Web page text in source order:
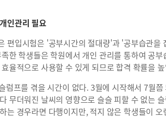
인관리 필요
편입시험은 '공부시간의 절대량'과 '공부습관을
한 학생들은 학원에서 개인 관리를 통하여 공
율적으로 사용할 수 있게 되므로 합격 확률을
럼프를 겪을 시간이 없다. 3월에 시작해서 7월
무더워진 날씨의 영향으로 슬슬 피할 수 없는
는 경우라면 다행이지만, 적지 않은 학생들이